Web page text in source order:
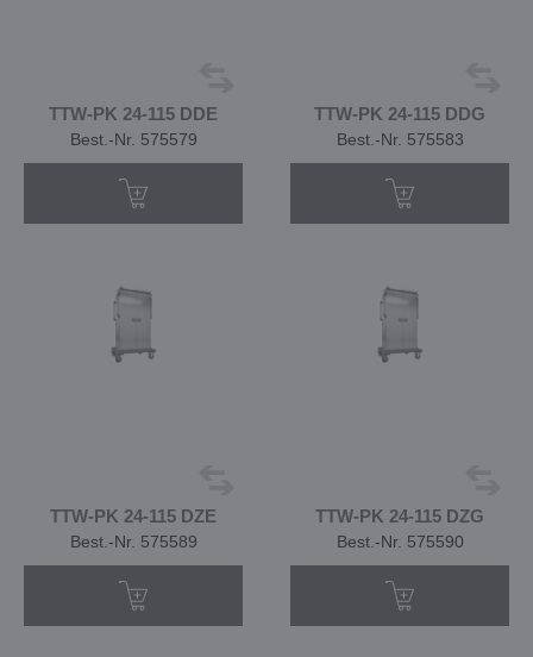
TTW-PK 24-115 DDE
Best.-Nr. 575579
TTW-PK 24-115 DDG
Best.-Nr. 575583
TTW-PK 24-115 DZE
Best.-Nr. 575589
TTW-PK 24-115 DZG
Best.-Nr. 575590